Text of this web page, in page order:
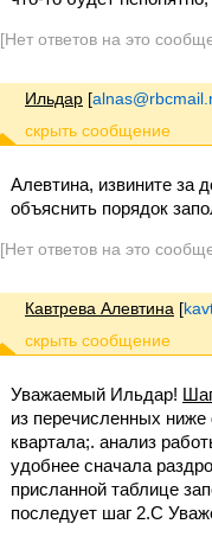
[Нет ответов на это
Ильдар [
Алевтина, извините за
объяснить порядок
[Нет ответов на это
Кавтрева Алевтина [
Уважаемый Ильдар!
из перечисленных
квартала;. анализ
удобнее сначала
присланной таблице
последует шаг 2.С